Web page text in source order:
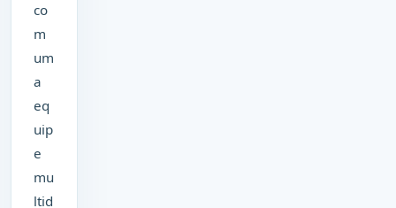
co
m
um
a
eq
uip
e
mu
ltid